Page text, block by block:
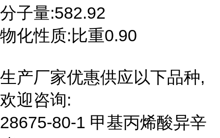
分子量:582.92
物化性质:比重0.90
生产厂家优惠供应以下品种,
欢迎咨询:
28675-80-1 甲基丙烯酸异辛